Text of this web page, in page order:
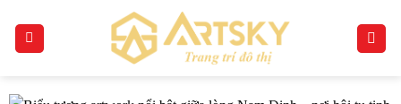
content